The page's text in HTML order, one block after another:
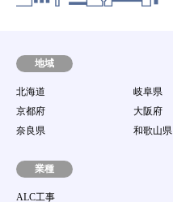
地域
北海道 岐阜県
京都府
大阪府
奈良県
和歌山県
業種
ALC工事